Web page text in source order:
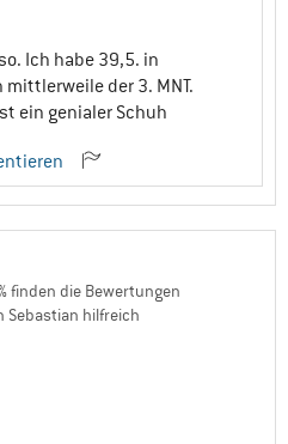
Ich habe 39,5. in
mittlerweile der 3. MNT.
ein genialer Schuh
finden die Bewertungen
Sebastian hilfreich